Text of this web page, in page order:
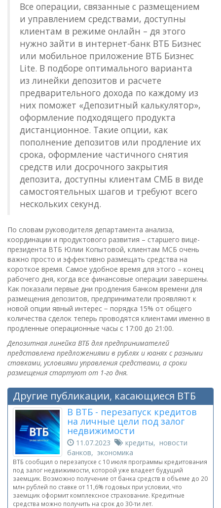
Все операции, связанные с размещением
и управлением средствами, доступны
клиентам в режиме онлайн – дя этого
нужно зайти в интернет-банк ВТБ Бизнес
или мобильное приложение ВТБ Бизнес
Lite. В подборе оптимального варианта
из линейки депозитов и расчете
предварительного дохода по каждому из
них поможет «Депозитный калькулятор»,
оформление подходящего продукта
дистанционное. Такие опции, как
пополнение депозитов или продление их
срока, оформление частичного снятия
средств или досрочного закрытия
депозита, доступны клиентам СМБ в виде
самостоятельных шагов и требуют всего
нескольких секунд.
По словам руководителя департамента анализа,
координации и продуктового развития – старшего вице-
президента ВТБ Юлии Копытовой, клиентам МСБ очень
важно просто и эффективно размещать средства на
короткое время. Самое удобное время для этого – конец
рабочего дня, когда все финансовые операции завершены.
Как показали первые дни продления банком времени для
размещения депозитов, предприниматели проявляют к
новой опции явный интерес − порядка 15% от общего
количества сделок теперь проводятся клиентами именно в
продленные операционные часы с 17:00 до 21:00.
Депозитная линейка ВТБ для предпринимателей
представлена предложениями в рублях и юанях c разными
ставками, условиями управления средствами, а сроки
размещения стартуют от 1-го дня.
Другие публикации, касающиеся ВТБ
В ВТБ - перезапуск кредитов
на личные цели под залог
недвижимости
11.07.2023
кредиты, новости
банков, экономика
ВТБ сообщил о перезапуске с 10 июля программы кредитования
под залог недвижимости, которой уже владеет будущий
заемщик. Возможно получение от банка средств в объеме до 20
млн рублей по ставке от 11,6% годовых при условии, что
заемщик оформит комплексное страхование. Кредитные
средства можно получить на срок до 30-ти лет.